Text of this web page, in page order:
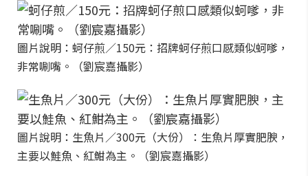
圖片說明：蚵仔煎／150元：招牌蚵仔煎口感類似蚵嗲，
非常唰嘴。（劉宸嘉攝影）
圖片說明：生魚片／300元（大份）：生魚片厚實肥腴，
主要以鮭魚、紅魽為主。（劉宸嘉攝影）